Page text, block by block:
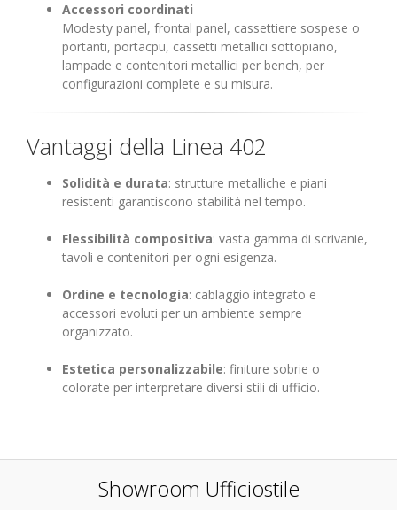
Accessori coordinati
Modesty panel, frontal panel, cassettiere sospese o
portanti, portacpu, cassetti metallici sottopiano,
lampade e contenitori metallici per bench, per
configurazioni complete e su misura.
Vantaggi della Linea 402
Solidità e durata: strutture metalliche e piani
resistenti garantiscono stabilità nel tempo.
Flessibilità compositiva: vasta gamma di scrivanie,
tavoli e contenitori per ogni esigenza.
Ordine e tecnologia: cablaggio integrato e
accessori evoluti per un ambiente sempre
organizzato.
Estetica personalizzabile: finiture sobrie o
colorate per interpretare diversi stili di ufficio.
Showroom Ufficiostile